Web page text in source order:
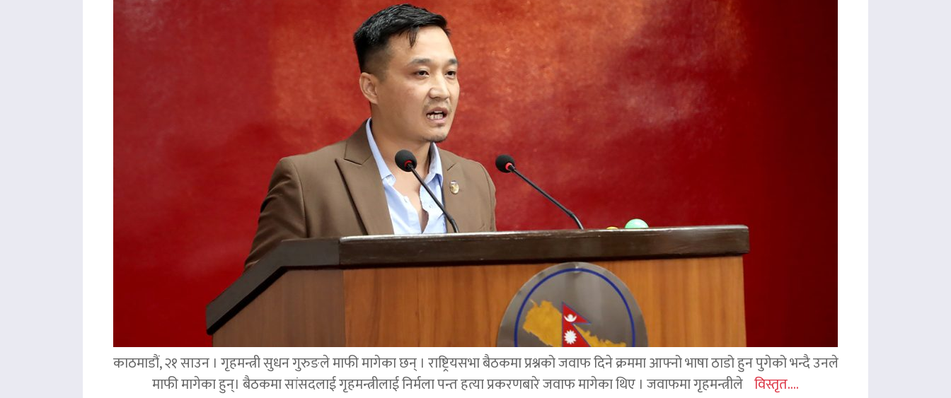
काठमाडौं, २१ साउन । गृहमन्त्री सुधन गुरुङले माफी मागेका छन् । राष्ट्रियसभा बैठकमा प्रश्नको जवाफ दिने क्रममा आफ्नो भाषा ठाडो हुन पुगेको भन्दै उनले
माफी मागेका हुन्। बैठकमा सांसदलाई गृहमन्त्रीलाई निर्मला पन्त हत्या प्रकरणबारे जवाफ मागेका थिए । जवाफमा गृहमन्त्रीले विस्तृत....